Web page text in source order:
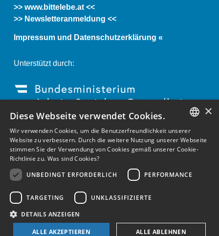
>> www.bittelebe.at <<
>> Newsletteranmeldung <<
Impressum und Datenschutzerklärung «
Unterstützt durch:
GERMAN
ENGLISH
×
Diese Webseite verwendet Cookies.
Wir verwenden Cookies, um die Benutzerfreundlichkeit unserer
Website zu verbessern. Durch die weitere Nutzung unserer Webseite
stimmen Sie der Verwendung von Cookies gemäß unserer Cookie-
Richtlinie zu. Was sind Cookies?
UNBEDINGT ERFORDERLICH
PERFORMANCE
TARGETING UNKLASSIFIZIERTE
DETAILS ANZEIGEN
ALLE AKZEPTIEREN ALLE ABLEHNEN